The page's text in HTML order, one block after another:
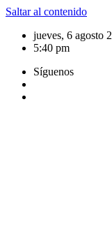
Saltar al contenido
jueves, 6 agosto
5:40 pm
Síguenos